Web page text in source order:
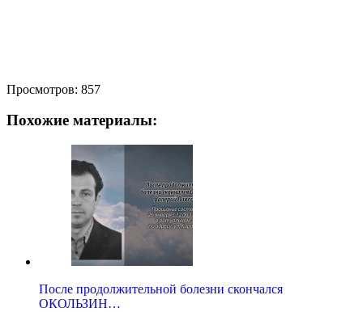
Просмотров: 857
Похожие материалы:
После продолжительной болезни скончался
ОКОЛЬЗИН…